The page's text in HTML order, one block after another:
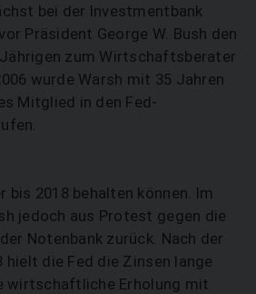
bei der Investmentbank
Präsident George W. Bush den
zum Wirtschaftsberater
wurde Warsh mit 35 Jahren
Mitglied in den Fed-
bis 2018 behalten können. Im
jedoch aus Protest gegen die
Notenbank zurück. Nach der
hielt die Fed die Zinsen lange
wirtschaftliche Erholung mit